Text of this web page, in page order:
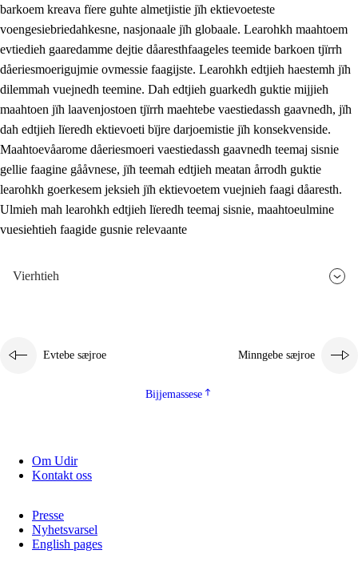
2.2 Maahtoe faagine
2.4 Lïeredh lïeredh
Dåaresthfaageles teemah
2.5 Dåaresthfaageles teemah
2.5.2 Demokratije jïh meatanårrojevoete
2.5.3 Monnehke evtiedimmie
barkoem kreava fïere guhte almetjistie jïh ektievoeteste
voengesiebriedahkesne, nasjonaale jïh globaale. Learohkh maahtoem
evtiedieh gaaredamme dejtie dåaresthfaageles teemide barkoen tjïrrh
dåeriesmoerigujmie ovmessie faagijste. Learohkh edtjieh haestemh jïh
dilemmah vuejnedh teemine. Dah edtjieh guarkedh guktie mijjieh
maahtoen jïh laavenjostoen tjïrrh maehtebe vaestiedassh gaavnedh, jïh
dah edtjieh lïeredh ektievoeti bïjre darjoemistie jïh konsekvenside.
Maahtoevåarome dåeriesmoeri vaestiedassh gaavnedh teemaj sisnie
gellie faagine gååvnese, jïh teemah edtjieh meatan årrodh guktie
learohkh goerkesem jeksieh jïh ektievoetem vuejnieh faagi dåaresth.
Ulmieh mah learohkh edtjieh lïeredh teemaj sisnie, maahtoeulmine
vuesiehtieh faagide gusnie relevaante
Vierhtieh
Evtebe sæjroe Minngebe sæjroe
Bijjemassese
Om Udir
Kontakt oss
Presse
Nyhetsvarsel
English pages